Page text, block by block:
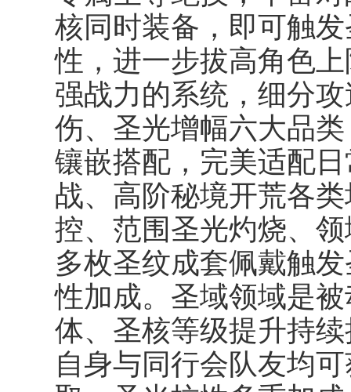
核同时装备，即可触发
性，进一步拔高角色
强战力的系统，细分
伤、圣光增幅六大品
镶嵌搭配，完美适配
战、高阶秘境开荒各
控、范围圣光灼烧、
多枚圣纹成套佩戴触发
性加成。圣域领域是
体、圣核等级提升持
自身与同行会队友均